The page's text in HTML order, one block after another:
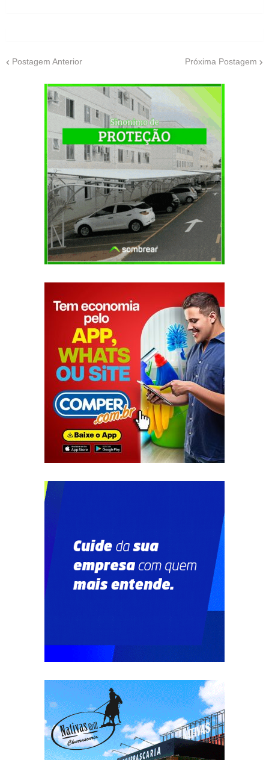
Postagem Anterior Próxima Postagem